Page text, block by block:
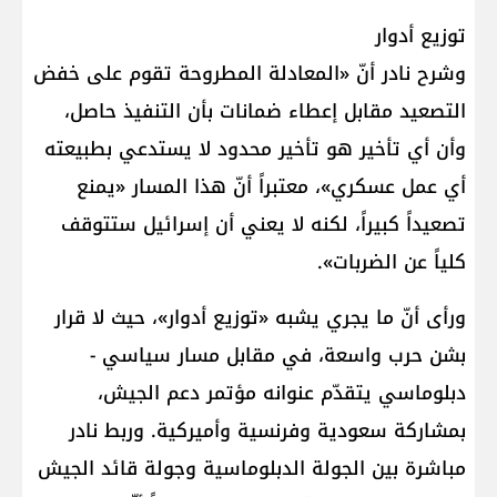
توزيع أدوار
وشرح نادر أنّ «المعادلة المطروحة تقوم على خفض
التصعيد مقابل إعطاء ضمانات بأن التنفيذ حاصل،
وأن أي تأخير هو تأخير محدود لا يستدعي بطبيعته
أي عمل عسكري»، معتبراً أنّ هذا المسار «يمنع
تصعيداً كبيراً، لكنه لا يعني أن إسرائيل ستتوقف
كلياً عن الضربات».
ورأى أنّ ما يجري يشبه «توزيع أدوار»، حيث لا قرار
بشن حرب واسعة، في مقابل مسار سياسي -
دبلوماسي يتقدّم عنوانه مؤتمر دعم الجيش،
بمشاركة سعودية وفرنسية وأميركية. وربط نادر
مباشرة بين الجولة الدبلوماسية وجولة قائد الجيش